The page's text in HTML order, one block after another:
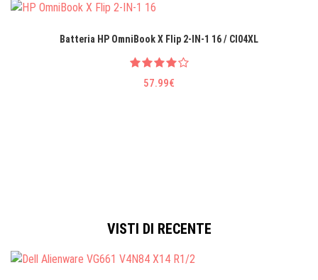
Batteria HP OmniBook X Flip 2-IN-1 16 / CI04XL
57.99€
VISTI DI RECENTE